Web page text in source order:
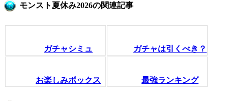
モンスト夏休み2026の関連記事
ガチャシミュ ガチャは引くべき？
お楽しみボックス 最強ランキング